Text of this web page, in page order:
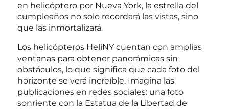
en helicóptero por Nueva York, la estrella del
cumpleaños no solo recordará las vistas, sino
que las inmortalizará.
Los helicópteros HeliNY cuentan con amplias
ventanas para obtener panorámicas sin
obstáculos, lo que significa que cada foto del
horizonte se verá increíble. Imagina las
publicaciones en redes sociales: una foto
sonriente con la Estatua de la Libertad de